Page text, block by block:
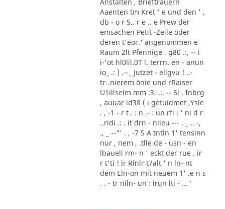
Aaenten tm Kret ' e und den ' ,
db - o r S.. r e .. e Prew der
emsachen Petit -Zeile oder
deren t'eor.' angenommen e
Raum 2lt Pfennige . g80 .:, -- i
i-'ot hl0lil.0T l. terrn. en - anun
io_ .: ) .--_ Jutzet - ellgvu ! ..-
tr-.nierem önie und rRaiser
U1illselm mm :3. .:. -- 6i . Inbrg
, auuar ld38 ( i getuidmet ,Ysle
. , -1 - r t . : n ,- : un rfi : ' ni d r
..ridi .: . it drn - niieu --- . _ .. -,
., _ --"' . , -7 S A tntln 1' tensinn
nur , nem , .tlle de - usn - en
lbaueli rm- n ' eckt der rue . ir
r t'ti ! ir Rinlr t7alt ' n ln- nt
dem Eln-on mit neuem 1' .e n s
. . - tr niln- un : irun lti - ..."